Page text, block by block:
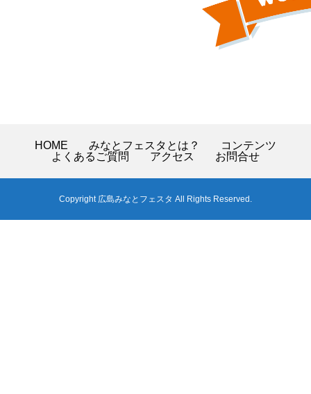
HOME みなとフェスタとは？
コンテンツ
よくあるご質問
アクセス お問合せ
Copyright 広島みなとフェスタ All Rights Reserved.